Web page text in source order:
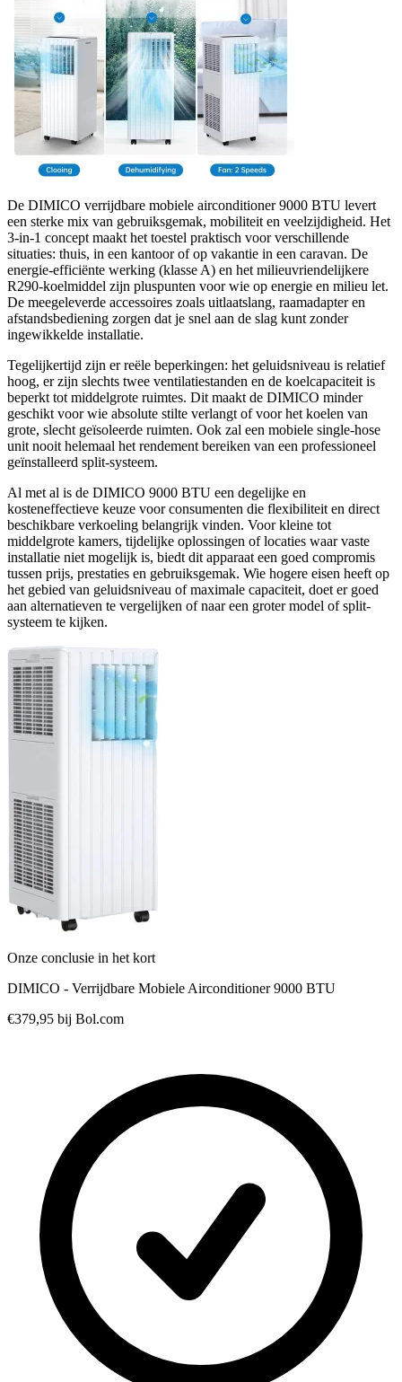
De DIMICO verrijdbare mobiele airconditioner 9000 BTU levert
een sterke mix van gebruiksgemak, mobiliteit en veelzijdigheid. Het
3-in-1 concept maakt het toestel praktisch voor verschillende
situaties: thuis, in een kantoor of op vakantie in een caravan. De
energie-efficiënte werking (klasse A) en het milieuvriendelijkere
R290-koelmiddel zijn pluspunten voor wie op energie en milieu let.
De meegeleverde accessoires zoals uitlaatslang, raamadapter en
afstandsbediening zorgen dat je snel aan de slag kunt zonder
ingewikkelde installatie.
Tegelijkertijd zijn er reële beperkingen: het geluidsniveau is relatief
hoog, er zijn slechts twee ventilatiestanden en de koelcapaciteit is
beperkt tot middelgrote ruimtes. Dit maakt de DIMICO minder
geschikt voor wie absolute stilte verlangt of voor het koelen van
grote, slecht geïsoleerde ruimten. Ook zal een mobiele single-hose
unit nooit helemaal het rendement bereiken van een professioneel
geïnstalleerd split-systeem.
Al met al is de DIMICO 9000 BTU een degelijke en
kosteneffectieve keuze voor consumenten die flexibiliteit en direct
beschikbare verkoeling belangrijk vinden. Voor kleine tot
middelgrote kamers, tijdelijke oplossingen of locaties waar vaste
installatie niet mogelijk is, biedt dit apparaat een goed compromis
tussen prijs, prestaties en gebruiksgemak. Wie hogere eisen heeft op
het gebied van geluidsniveau of maximale capaciteit, doet er goed
aan alternatieven te vergelijken of naar een groter model of split-
systeem te kijken.
Onze conclusie in het kort
DIMICO - Verrijdbare Mobiele Airconditioner 9000 BTU
€379,95 bij Bol.com